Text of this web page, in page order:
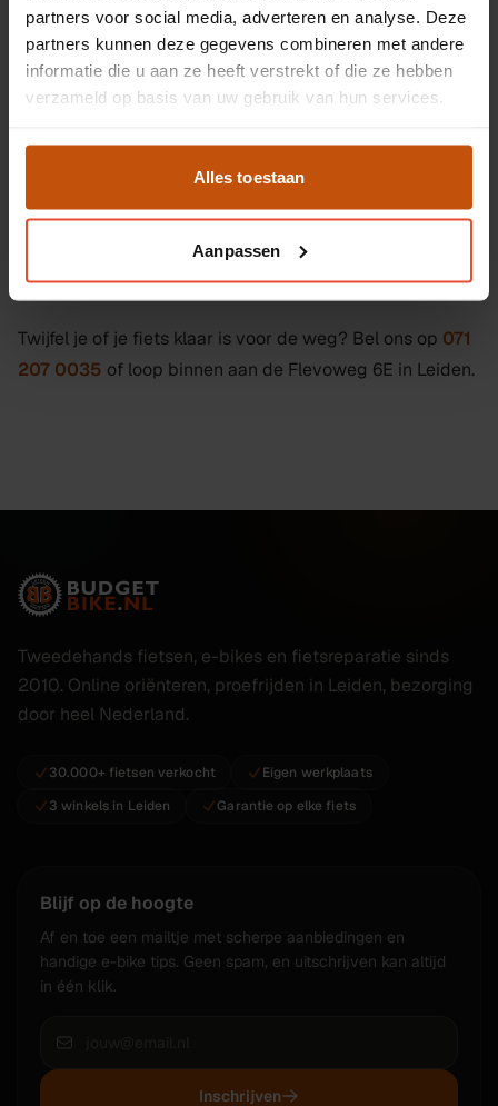
partners voor social media, adverteren en analyse. Deze
partners kunnen deze gegevens combineren met andere
informatie die u aan ze heeft verstrekt of die ze hebben
verzameld op basis van uw gebruik van hun services.
Alles toestaan
Aanpassen
Verder kijken
Liever een volledige beurt? Kijk dan bij de
onze winkelsvind je verspreid door
Leiden.
Twijfel je of je fiets klaar is voor de weg? Bel ons op 071
207 0035 of loop binnen aan de Flevoweg 6E in Leiden.
Tweedehands fietsen, e-bikes en fietsreparatie sinds
2010. Online oriënteren, proefrijden in Leiden, bezorging
door heel Nederland.
30.000+ fietsen verkocht
Eigen werkplaats
3 winkels in Leiden
Garantie op elke fiets
Blijf op de hoogte
Af en toe een mailtje met scherpe aanbiedingen en
handige e-bike tips. Geen spam, en uitschrijven kan altijd
in één klik.
Inschrijven